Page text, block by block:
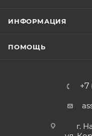
ИНФОРМАЦИЯ
ПОМОЩЬ
+7
г.